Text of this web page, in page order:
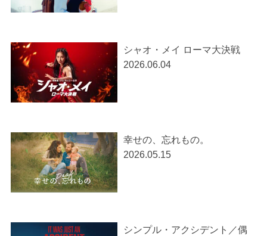
シャオ・メイ ローマ大決戦
2026.06.04
幸せの、忘れもの。
2026.05.15
シンプル・アクシデント／偶